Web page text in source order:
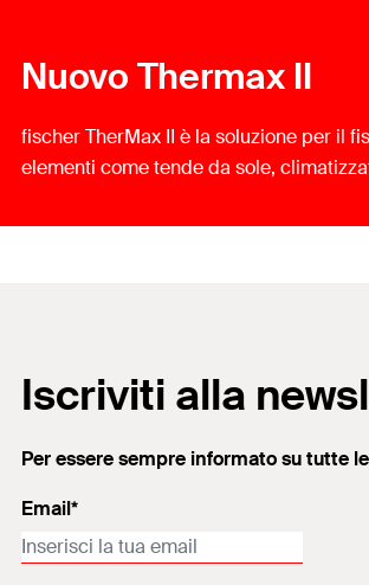
Nuovo Thermax II
fischer TherMax II è la soluzione per il
elementi come tende da sole,
Iscriviti alla
Per essere sempre informato su tutte
Email*